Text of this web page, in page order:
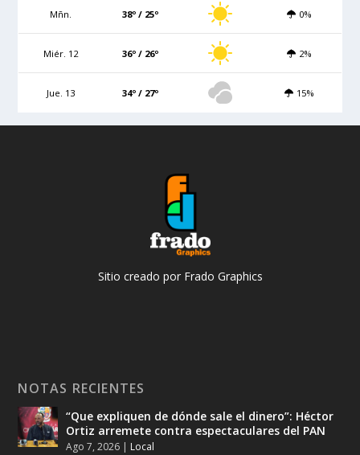
Mñn. 38º / 25º 0%
Miér. 12 36º / 26º 2%
Jue. 13 34º / 27º 15%
Sitio creado por Frado Graphics
NOTAS RECIENTES
“Que expliquen de dónde sale el dinero”: Héctor
Ortiz arremete contra espectaculares del PAN
Ago 7, 2026 | Local